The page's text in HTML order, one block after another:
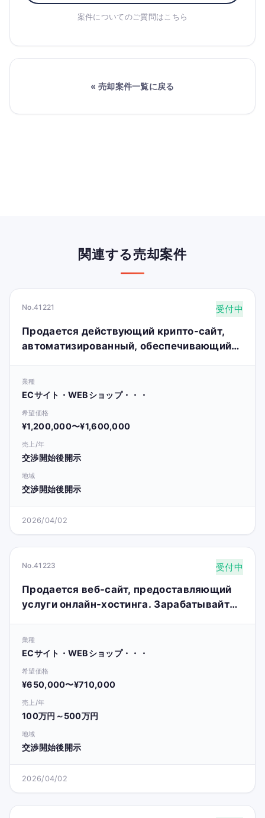
案件についてのご質問はこちら
« 売却案件一覧に戻る
関連する売却案件
No.41221 受付中
Продается действующий крипто-сайт,
автоматизированный, обеспечивающий
業種
ECサイト・WEBショップ・・・
希望価格
¥1,200,000〜¥1,600,000
売上/年
交渉開始後開示
地域
交渉開始後開示
2026/04/02
No.41223 受付中
Продается веб-сайт, предоставляющий
услуги онлайн-хостинга. Зарабатывайте
業種
ECサイト・WEBショップ・・・
希望価格
¥650,000〜¥710,000
売上/年
100万円～500万円
地域
交渉開始後開示
2026/04/02